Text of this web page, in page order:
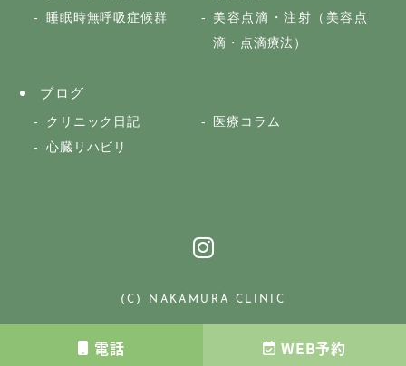
電話 WEB予約
睡眠時無呼吸症候群
美容点滴・注射（美容点
滴・点滴療法）
ブログ
クリニック日記
医療コラム
心臓リハビリ
(C) NAKAMURA CLINIC